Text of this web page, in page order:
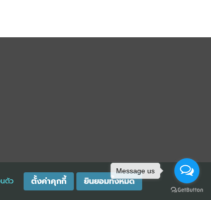
0105529026680
ตัว ตั้งค่าคุกกี้ ยินยอมทั้งหมด
Message us